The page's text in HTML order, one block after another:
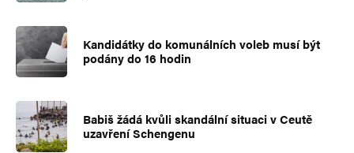
Kandidátky do komunálních voleb musí být
podány do 16 hodin
Babiš žádá kvůli skandální situaci v Ceutě
uzavření Schengenu